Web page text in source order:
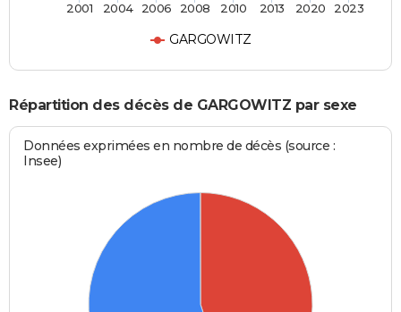
GARGOWITZ
2001 2004 2006 2008 2010 2013 2020 2023
Répartition des décès de GARGOWITZ par sexe
Données exprimées en nombre de décès (source :
Insee)